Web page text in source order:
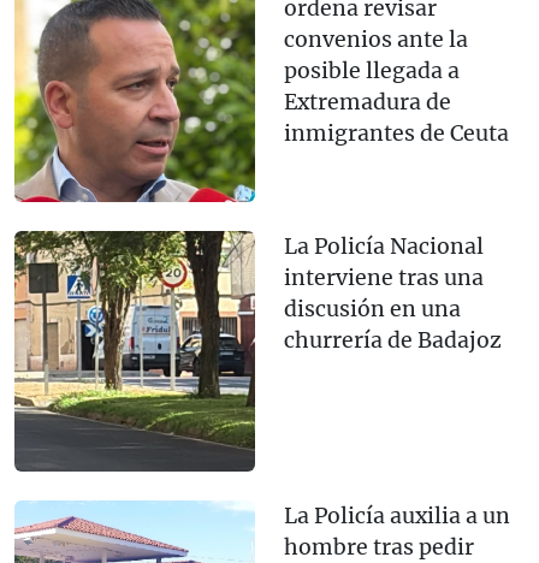
ordena revisar
convenios ante la
posible llegada a
Extremadura de
inmigrantes de Ceuta
La Policía Nacional
interviene tras una
discusión en una
churrería de Badajoz
La Policía auxilia a un
hombre tras pedir